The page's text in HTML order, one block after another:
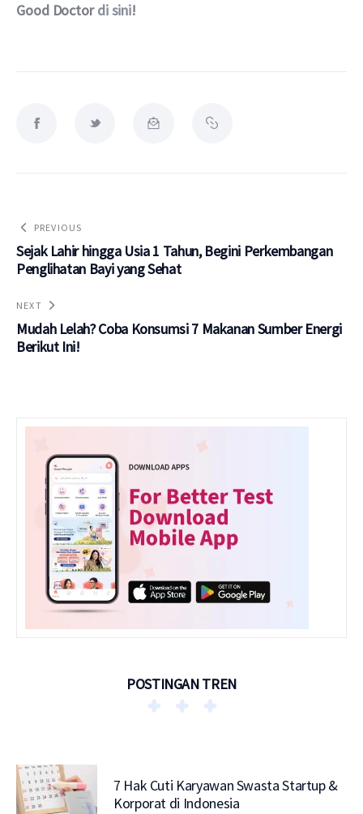
Good Doctor di sini!
PREVIOUS
Sejak Lahir hingga Usia 1 Tahun, Begini Perkembangan
Penglihatan Bayi yang Sehat
NEXT
Mudah Lelah? Coba Konsumsi 7 Makanan Sumber Energi
Berikut Ini!
POSTINGAN TREN
7 Hak Cuti Karyawan Swasta Startup &
Korporat di Indonesia